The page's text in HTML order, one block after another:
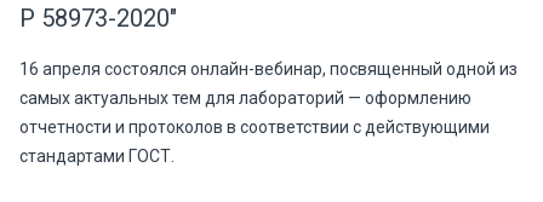
Р 58973-2020"
16 апреля состоялся онлайн-вебинар, посвященный одной из
самых актуальных тем для лабораторий — оформлению
отчетности и протоколов в соответствии с действующими
стандартами ГОСТ.